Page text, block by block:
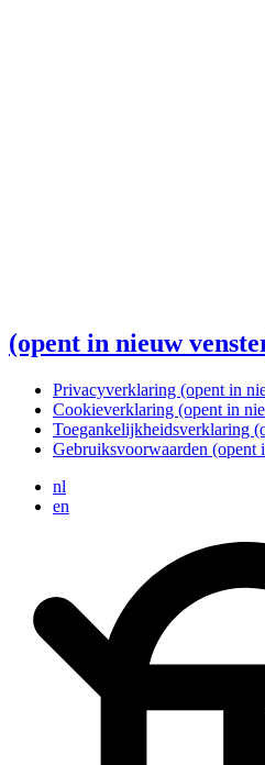
(opent in nieuw
Privacyverklaring (opent in
Cookieverklaring (opent in
Toegankelijkheidsverklaring
Gebruiksvoorwaarden (opent
nl
en